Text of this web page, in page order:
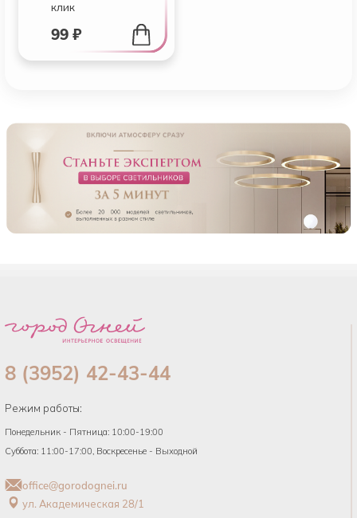
клик
99 ₽
8 (3952) 42-43-44
Режим работы:
Понедельник - Пятница: 10:00-19:00
Суббота: 11:00-17:00, Воскресенье - Выходной
office@gorodognei.ru
ул. Академическая 28/1